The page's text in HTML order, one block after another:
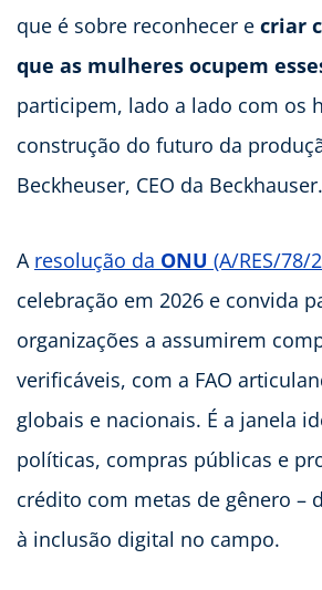
que é sobre reconhecer e criar
que as mulheres ocupem
participem, lado a lado com os
construção do futuro da
Beckheuser, CEO da Beckhauser.
A resolução da ONU (A/RES/78/
celebração em 2026 e convida
organizações a assumirem
verificáveis, com a FAO
globais e nacionais. É a janela
políticas, compras públicas e
crédito com metas de gênero –
à inclusão digital no campo.